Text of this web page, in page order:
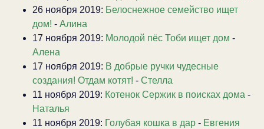
26 ноября 2019: Белоснежное семейство ищет
дом! - Алина
17 ноября 2019: Молодой пёс Тоби ищет дом -
Алена
17 ноября 2019: В добрые ручки чудесные
создания! Отдам котят! - Стелла
11 ноября 2019: Котенок Сержик в поисках дома -
Наталья
11 ноября 2019: Голубая кошка в дар - Евгения